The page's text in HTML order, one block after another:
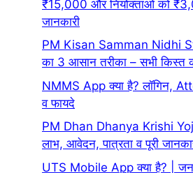
₹15,000 और नियोक्ताओं को
जानकारी
PM Kisan Samman Nidhi
का 3 आसान तरीका – सभी किस्त
NMMS App क्या है? लॉगिन,
व फायदे
PM Dhan Dhanya Krishi
लाभ, आवेदन, पात्रता व पूरी
UTS Mobile App क्या है? |